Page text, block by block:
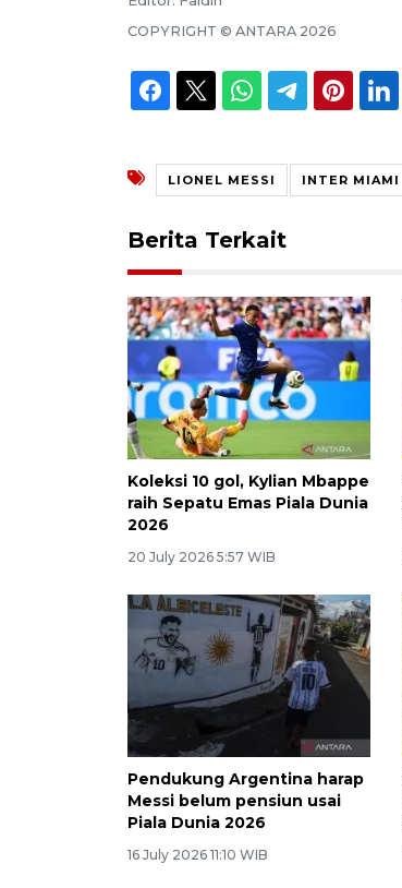
COPYRIGHT © ANTARA 2026
LIONEL MESSI INTER MIAMI
Berita Terkait
Koleksi 10 gol, Kylian Mbappe
raih Sepatu Emas Piala Dunia
2026
20 July 2026 5:57 WIB
Pendukung Argentina harap
Messi belum pensiun usai
Piala Dunia 2026
16 July 2026 11:10 WIB